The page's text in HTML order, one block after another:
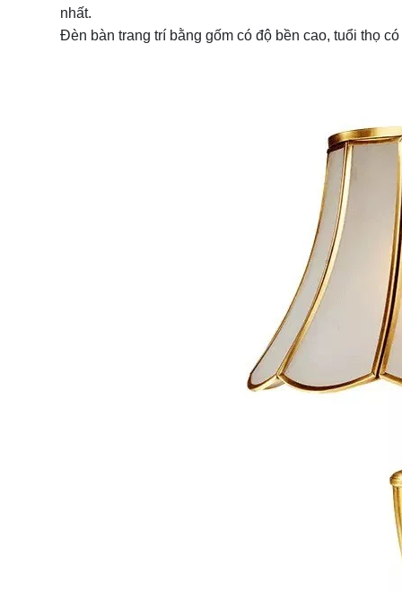
nhất.
Đèn bàn trang trí bằng gốm có độ bền cao, tuổi thọ